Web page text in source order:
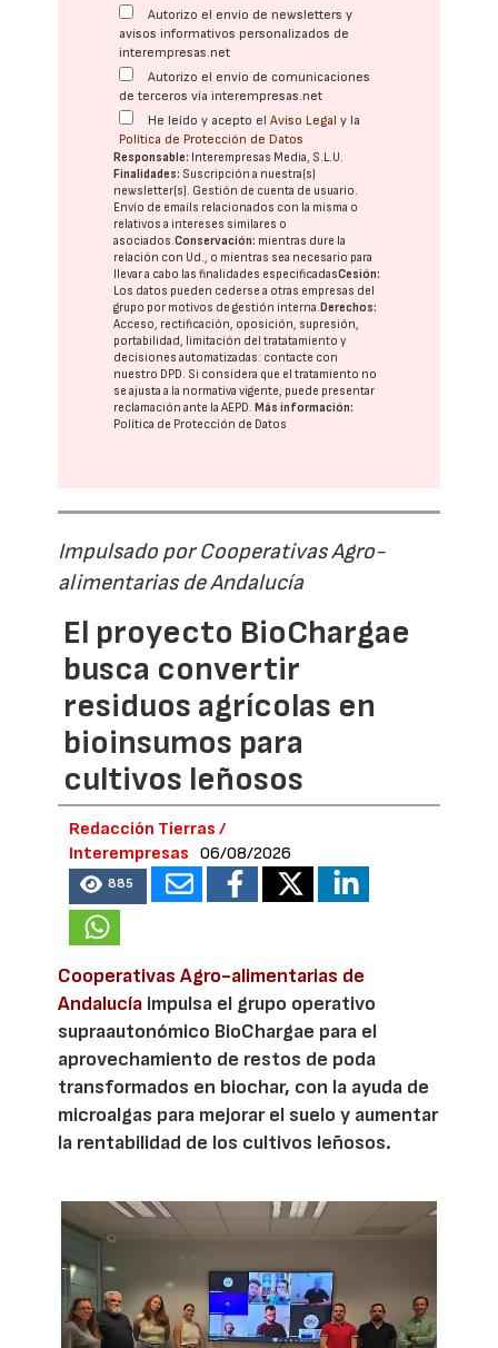
Autorizo el envío de newsletters y
avisos informativos personalizados de
interempresas.net
Autorizo el envío de comunicaciones
de terceros vía interempresas.net
He leído y acepto elAviso Legal y la
Política de Protección de Datos
Responsable: Interempresas Media, S.L.U.
Finalidades: Suscripción a nuestra(s)
newsletter(s). Gestión de cuenta de usuario.
Envío de emails relacionados con la misma o
relativos a intereses similares o
asociados.Conservación: mientras dure la
relación con Ud., o mientras sea necesario para
llevar a cabo las finalidades especificadasCesión:
Los datos pueden cederse a otras empresas del
grupo por motivos de gestión interna. Derechos:
Acceso, rectificación, oposición, supresión,
portabilidad, limitación del tratatamiento y
decisiones automatizadas: contacte con
nuestro DPD. Si considera que el tratamiento no
se ajusta a la normativa vigente, puede presentar
reclamación ante laAEPD. Más información:
Política de Protección de Datos
Impulsado por Cooperativas Agro-
alimentarias de Andalucía
El proyecto BioChargae
busca convertir
residuos agrícolas en
bioinsumos para
cultivos leñosos
Redacción Tierras /
Interempresas
06/08/2026
885
Cooperativas Agro-alimentarias de
Andalucía impulsa el grupo operativo
supraautonómico BioChargae para el
aprovechamiento de restos de poda
transformados en biochar, con la ayuda de
microalgas para mejorar el suelo y aumentar
la rentabilidad de los cultivos leñosos.